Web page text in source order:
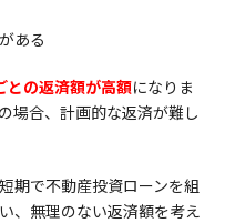
ある
との返済額が高額になりま
場合、計画的な返済が難し
期で不動産投資ローンを組
、無理のない返済額を考え